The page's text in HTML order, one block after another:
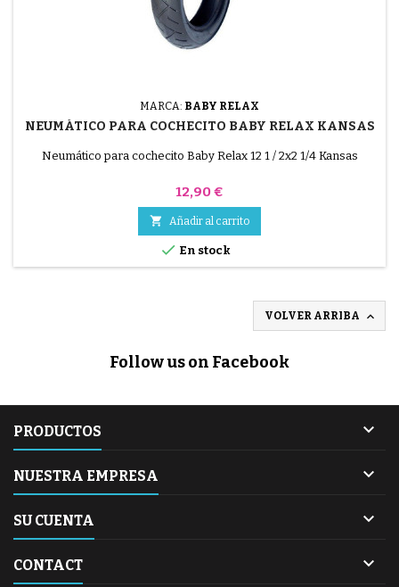
MARCA: BABY RELAX
NEUMÁTICO PARA COCHECITO BABY RELAX KANSAS
Neumático para cochecito Baby Relax 12 1 / 2x2 1/4 Kansas
Precio
12,90 €
 Añadir al carrito
 En stock
VOLVER ARRIBA 
Follow us on Facebook
PRODUCTOS 
NUESTRA EMPRESA 
SU CUENTA 
CONTACT 